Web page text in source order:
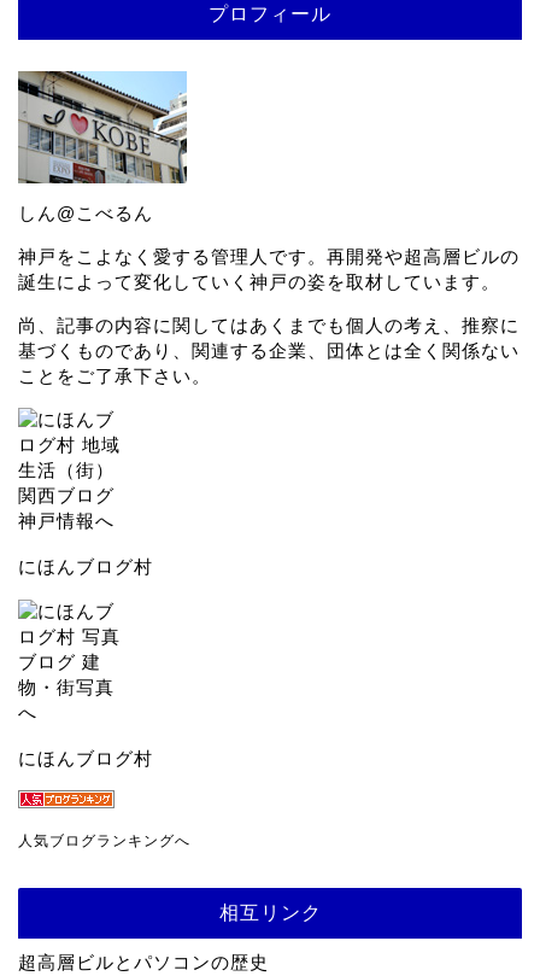
プロフィール
しん@こべるん
神戸をこよなく愛する管理人です。再開発や超高層ビルの
誕生によって変化していく神戸の姿を取材しています。
尚、記事の内容に関してはあくまでも個人の考え、推察に
基づくものであり、関連する企業、団体とは全く関係ない
ことをご了承下さい。
にほんブログ村
にほんブログ村
人気ブログランキングへ
相互リンク
超高層ビルとパソコンの歴史